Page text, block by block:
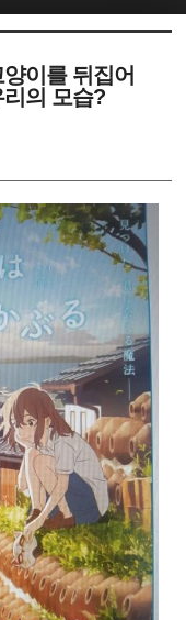
이를 뒤집어
의 모습?
5
5